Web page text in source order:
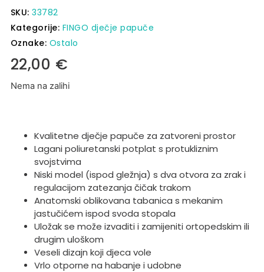
SKU:33782
Kategorije: FINGO dječje papuče
Oznake: Ostalo
22,00 €
Nema na zalihi
Kvalitetne dječje papuče za zatvoreni prostor
Lagani poliuretanski potplat s protukliznim
svojstvima
Niski model (ispod gležnja) s dva otvora za zrak i
regulacijom zatezanja čičak trakom
Anatomski oblikovana tabanica s mekanim
jastučićem ispod svoda stopala
Uložak se može izvaditi i zamijeniti ortopedskim ili
drugim uloškom
Veseli dizajn koji djeca vole
Vrlo otporne na habanje i udobne